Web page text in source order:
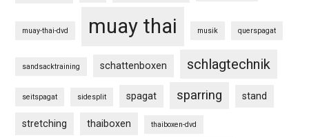
muay-thai-dvd muay thai musik querspagat
sandsacktraining schattenboxen schlagtechnik
seitspagat sidesplit spagat sparring stand
stretching thaiboxen thaiboxen-dvd